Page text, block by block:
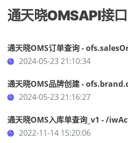
通天晓OMSAPI接口
通天晓OMS订单查询 -
2024-05-23 21:10:34
通天晓OMS品牌创建 -
2024-05-23 21:16:27
通天晓OMS入库单查询_v1 - /
2022-11-14 15:20:06